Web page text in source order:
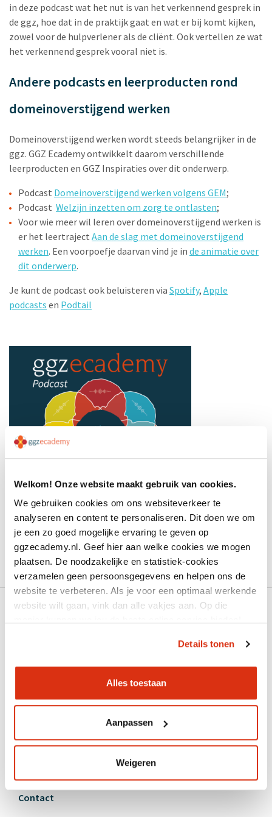
Welkom! Onze website maakt gebruik van cookies.
We gebruiken cookies om ons websiteverkeer te
analyseren en content te personaliseren. Dit doen we om
je een zo goed mogelijke ervaring te geven op
ggzecademy.nl. Geef hier aan welke cookies we mogen
plaatsen. De noodzakelijke en statistiek-cookies
verzamelen geen persoonsgegevens en helpen ons de
website te verbeteren. Als je voor een optimaal werkende
website wilt gaan, vink dan alle vakjes aan. Op die
Details tonen
Alles toestaan
Aanpassen
Weigeren
in deze podcast wat het nut is van het verkennend gesprek in
de ggz, hoe dat in de praktijk gaat en wat er bij komt kijken,
zowel voor de hulpverlener als de cliënt. Ook vertellen ze wat
het verkennend gesprek vooral niet is.
Andere podcasts en leerproducten rond
domeinoverstijgend werken
Domeinoverstijgend werken wordt steeds belangrijker in de
ggz. GGZ Ecademy ontwikkelt daarom verschillende
leerproducten en GGZ Inspiraties over dit onderwerp.
Podcast Domeinoverstijgend werken volgens GEM;
Podcast Welzijn inzetten om zorg te ontlasten;
Voor wie meer wil leren over domeinoverstijgend werken is
er het leertraject Aan de slag met domeinoverstijgend
werken. Een voorpoefje daarvan vind je in de animatie over
dit onderwerp.
Je kunt de podcast ook beluisteren via Spotify, Apple
podcasts en Podtail
Psychopathologie
Contact